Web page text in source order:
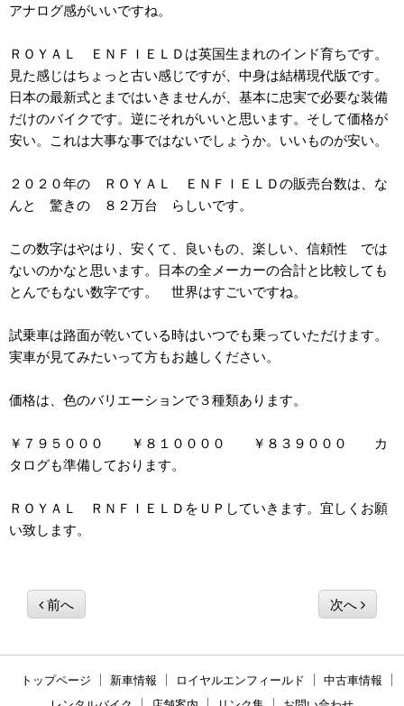
アナログ感がいいですね。
ＲＯＹＡＬ ＥＮＦＩＥＬＤは英国生まれのインド育ちです。
見た感じはちょっと古い感じですが、中身は結構現代版です。
日本の最新式とまではいきませんが、基本に忠実で必要な装備
だけのバイクです。逆にそれがいいと思います。そして価格が
安い。これは大事な事ではないでしょうか。いいものが安い。
２０２０年の ＲＯＹＡＬ ＥＮＦＩＥＬＤの販売台数は、な
んと 驚きの ８２万台 らしいです。
この数字はやはり、安くて、良いもの、楽しい、信頼性 では
ないのかなと思います。日本の全メーカーの合計と比較しても
とんでもない数字です。 世界はすごいですね。
試乗車は路面が乾いている時はいつでも乗っていただけます。
実車が見てみたいって方もお越しください。
価格は、色のバリエーションで３種類あります。
￥７９５０００ ￥８１００００ ￥８３９０００ カ
タログも準備しております。
ＲＯＹＡＬ ＲＮＦＩＥＬＤをＵＰしていきます。宜しくお願
い致します。
前へ 次へ
トップページ 新車情報 ロイヤルエンフィールド
中古車情報